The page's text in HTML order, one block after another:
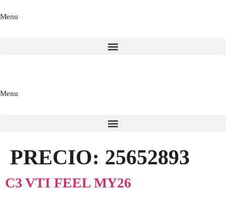
Menu
Menu
PRECIO: 25652893
C3 VTI FEEL MY26